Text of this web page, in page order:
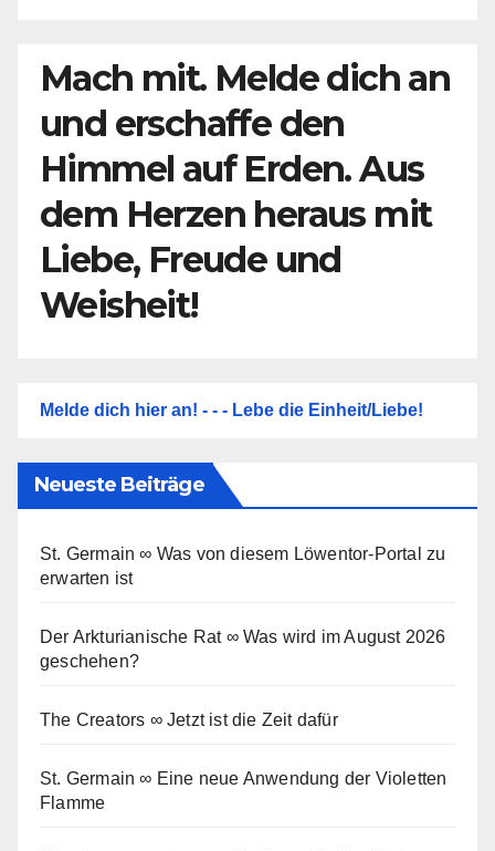
Mach mit. Melde dich an
und erschaffe den
Himmel auf Erden. Aus
dem Herzen heraus mit
Liebe, Freude und
Weisheit!
Melde dich hier an! - - - Lebe die Einheit/Liebe!
Neueste Beiträge
St. Germain ∞ Was von diesem Löwentor-Portal zu
erwarten ist
Der Arkturianische Rat ∞ Was wird im August 2026
geschehen?
The Creators ∞ Jetzt ist die Zeit dafür
St. Germain ∞ Eine neue Anwendung der Violetten
Flamme